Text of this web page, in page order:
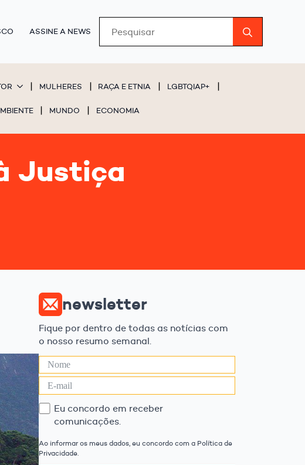
ASSINE A NEWS
MULHERES RAÇA E ETNIA LGBTQIAP+
MUNDO ECONOMIA
Justiça
newsletter
Fique por dentro de todas as notícias com
o nosso resumo semanal.
Eu concordo em receber
comunicações.
Ao informar os meus dados, eu concordo com a Política de
Privacidade.